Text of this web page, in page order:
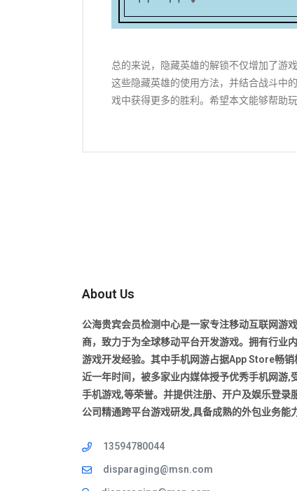
总的来说，隐藏英雄的解锁不仅增加了游
这些隐藏英雄的使用方法，并结合战斗中
戏中获得更多的胜利。希望本文能够帮助
About Us
公海贵宾会员检测中心是一家专注移动互联网游
商，致力于为全球移动平台开发游戏。拥有行业
游戏开发经验。其中手机网游占据App Store畅销
近一年时间，被多家业内媒体授予优秀手机网游,
手机游戏,等荣誉。并提供注册、开户及娱乐登录
公司精通跨平台游戏研发,具备成熟的外包业务能力
13594780044
disparaging@msn.com